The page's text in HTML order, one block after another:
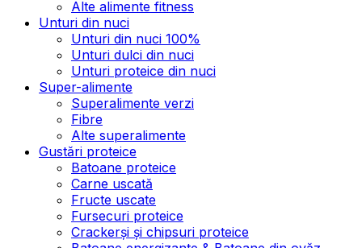
Alte alimente fitness
Unturi din nuci
Unturi din nuci 100%
Unturi dulci din nuci
Unturi proteice din nuci
Super-alimente
Superalimente verzi
Fibre
Alte superalimente
Gustări proteice
Batoane proteice
Carne uscată
Fructe uscate
Fursecuri proteice
Crackerși și chipsuri proteice